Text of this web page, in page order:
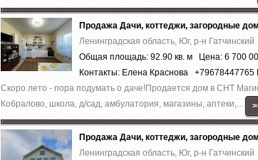
Продажа Дачи, коттеджи, загородные
Ленинградская область, Юг, р-н Гатчинский
Общая площадь: 92.90 кв. м Цена: 6 700
Контакты: Елена Краснова +79678447765
Скоро лето - пора подумать о даче!Продается дом в СНТ
Кобралово, школа, д/сад, амбулатория, магазины, аптеки,...
Продажа Дачи, коттеджи, загородные
Ленинградская область, Юг, р-н Гатчинский